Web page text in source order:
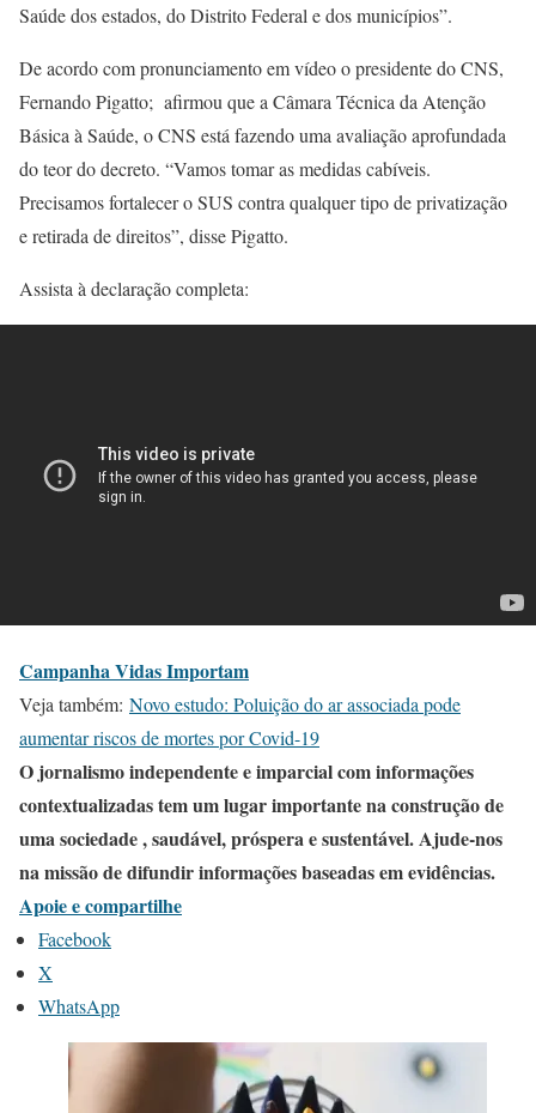
Saúde dos estados, do Distrito Federal e dos municípios”.
De acordo com pronunciamento em vídeo o presidente do CNS,
Fernando Pigatto; afirmou que a Câmara Técnica da Atenção
Básica à Saúde, o CNS está fazendo uma avaliação aprofundada
do teor do decreto. “Vamos tomar as medidas cabíveis.
Precisamos fortalecer o SUS contra qualquer tipo de privatização
e retirada de direitos”, disse Pigatto.
Assista à declaração completa:
Campanha Vidas Importam
Veja também: Novo estudo: Poluição do ar associada pode
aumentar riscos de mortes por Covid-19
O jornalismo independente e imparcial com informações
contextualizadas tem um lugar importante na construção de
uma sociedade , saudável, próspera e sustentável. Ajude-nos
na missão de difundir informações baseadas em evidências.
Apoie e compartilhe
Facebook
X
WhatsApp